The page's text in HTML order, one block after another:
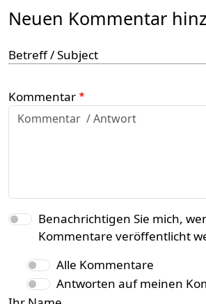
Neuen Kommentar
Betreff / Subject
Kommentar
Benachrichtigen Sie mich,
Kommentare veröffentlicht
Alle Kommentare
Antworten auf meinen